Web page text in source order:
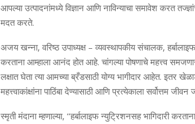
आपल्या उत्पादनांमध्ये विज्ञान आणि नाविन्याचा समावेश करत
मदत करते.
अजय खन्ना, वरिष्ठ उपाध्यक्ष – व्यवस्थापकीय संचालक, हर्बालाइफ
करताना आम्हाला आनंद होत आहे. चांगल्या पोषणाचे महत्त्व
लक्षात घेता त्या आमच्या ब्रँडसाठी योग्य भागीदार आहेत. इतर
महत्त्वाकांक्षांना पाठिंबा देण्यासाठी आणि प्रत्येकाला सर्वोत्तम
स्मृती मंदाना म्हणाल्या, ‘‘हर्बालाइफ न्युट्रिशनसह भागिदारी